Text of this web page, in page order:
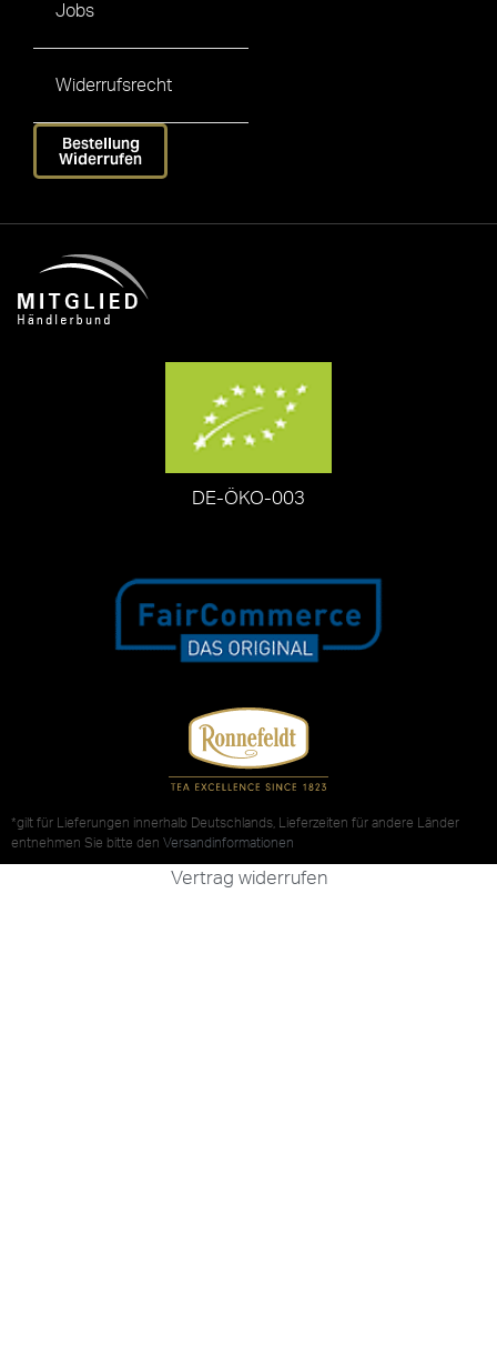
Jobs
Widerrufsrecht
Bestellung
Widerrufen
DE-ÖKO-003
*gilt für Lieferungen innerhalb Deutschlands, Lieferzeiten für andere Länder
entnehmen Sie bitte den Versandinformationen
Vertrag widerrufen